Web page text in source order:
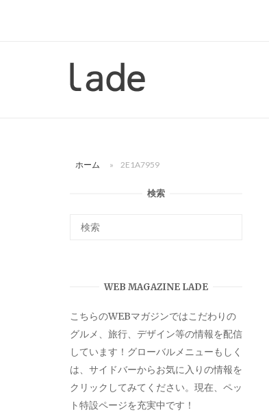
ー
ホーム » 2E1A7959
検索
WEB MAGAZINE LADE
こちらのWEBマガジンではこだわりの
グルメ、旅行、デザイン等の情報を配信
しています！グローバルメニューもしく
は、サイドバーからお気に入りの情報を
クリックしてみてください。現在、ペッ
ト特設ページを充実中です！